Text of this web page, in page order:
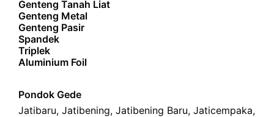
Genteng Tanah Liat
Genteng Metal
Genteng Pasir
Spandek
Triplek
Aluminium Foil
Pondok Gede
Jatibaru, Jatibening, Jatibening Baru, Jaticempaka,